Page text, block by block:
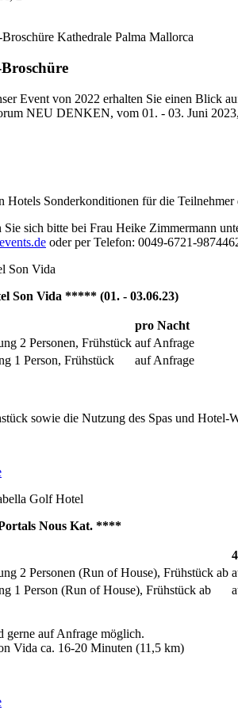
Event von 2022 erhalten Sie einen Blick
NEU DENKEN, vom 01. - 03. Juni
Hotels Sonderkonditionen für die
sich bitte bei Frau Heike Zimmermann
oder per Telefon: 0049-6721-
Son Vida ***** (01. - 03.06.23)
pro Nacht
2 Personen, Frühstück auf Anfrage
1 Person, Frühstück
auf Anfrage
sowie die Nutzung des Spas und Hotel-
Nous Kat. ****
2 Personen (Run of House), Frühstück ab
1 Person (Run of House), Frühstück ab
gerne auf Anfrage möglich.
Vida ca. 16-20 Minuten (11,5 km)